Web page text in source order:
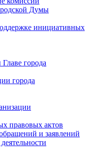
Думы
инициативных
города
города
правовых актов
и заявлений